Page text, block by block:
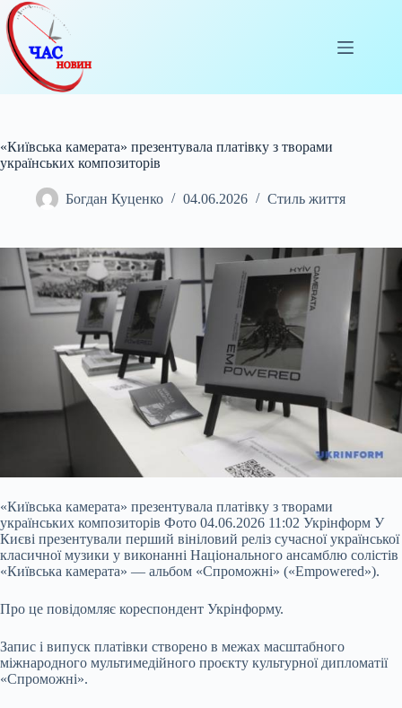
Перейти
до
вмісту
«Київська камерата» презентувала платівку з творами
українських композиторів
Богдан Куценко 04.06.2026 Стиль життя
«Київська камерата» презентувала платівку з творами
українських композиторів Фото 04.06.2026 11:02 Укрінформ У
Києві презентували перший вініловий реліз сучасної української
класичної музики у виконанні Національного ансамблю солістів
«Київська камерата» — альбом «Спроможні» («Empowered»).
Про це повідомляє кореспондент Укрінформу.
Запис і випуск платівки створено в межах масштабного
міжнародного мультимедійного проєкту культурної дипломатії
«Спроможні».